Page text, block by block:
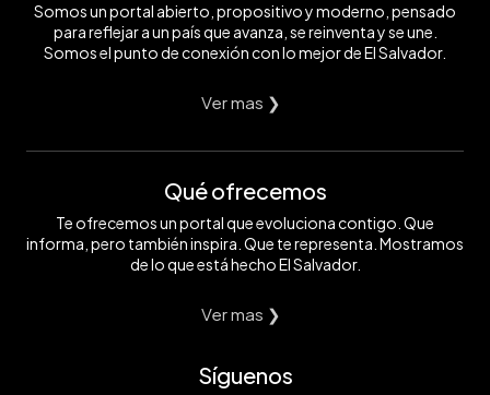
Somos un portal abierto, propositivo y moderno, pensado
para reflejar a un país que avanza, se reinventa y se une.
Somos el punto de conexión con lo mejor de El Salvador.
Ver mas ❯
Qué ofrecemos
Te ofrecemos un portal que evoluciona contigo. Que
informa, pero también inspira. Que te representa. Mostramos
de lo que está hecho El Salvador.
Ver mas ❯
Síguenos